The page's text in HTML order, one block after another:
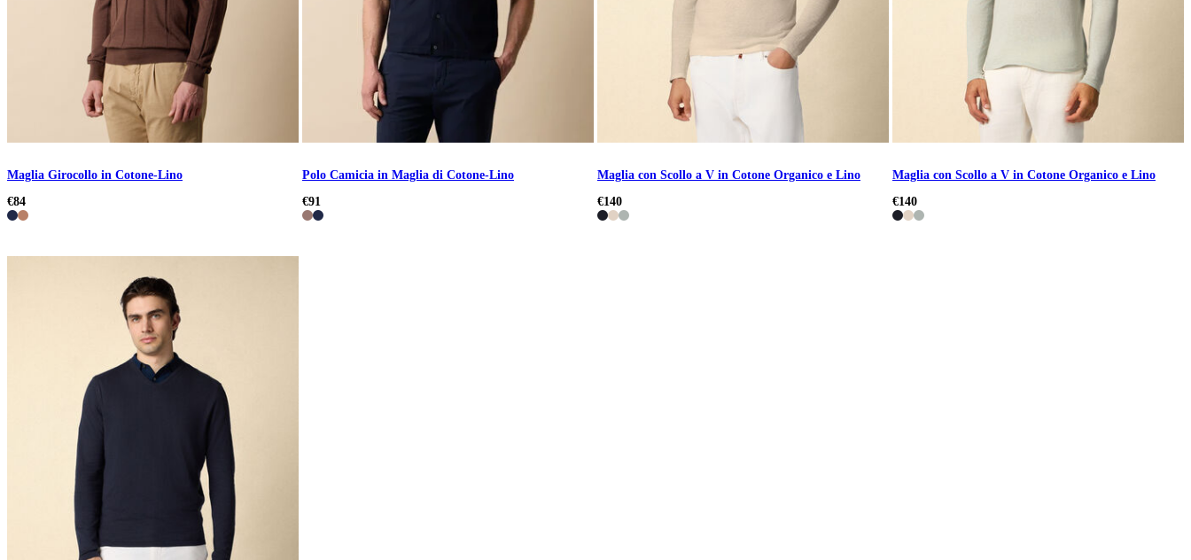
Maglia Girocollo in Cotone-Lino
€84
Polo Camicia in Maglia di Cotone-Lino
€91
Maglia con Scollo a V in Cotone Organico e Lino
€140
Maglia con Scollo a V in Cotone Organico e Lino
€140